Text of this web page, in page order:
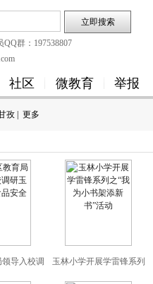
QQ群：197538807
社区 微教育 举报
孜 更多
导入校调 玉林小学开展学雷锋系列